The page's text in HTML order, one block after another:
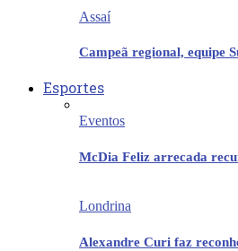
Assaí
Campeã regional, equipe
Esportes
Eventos
McDia Feliz arrecada
Londrina
Alexandre Curi faz